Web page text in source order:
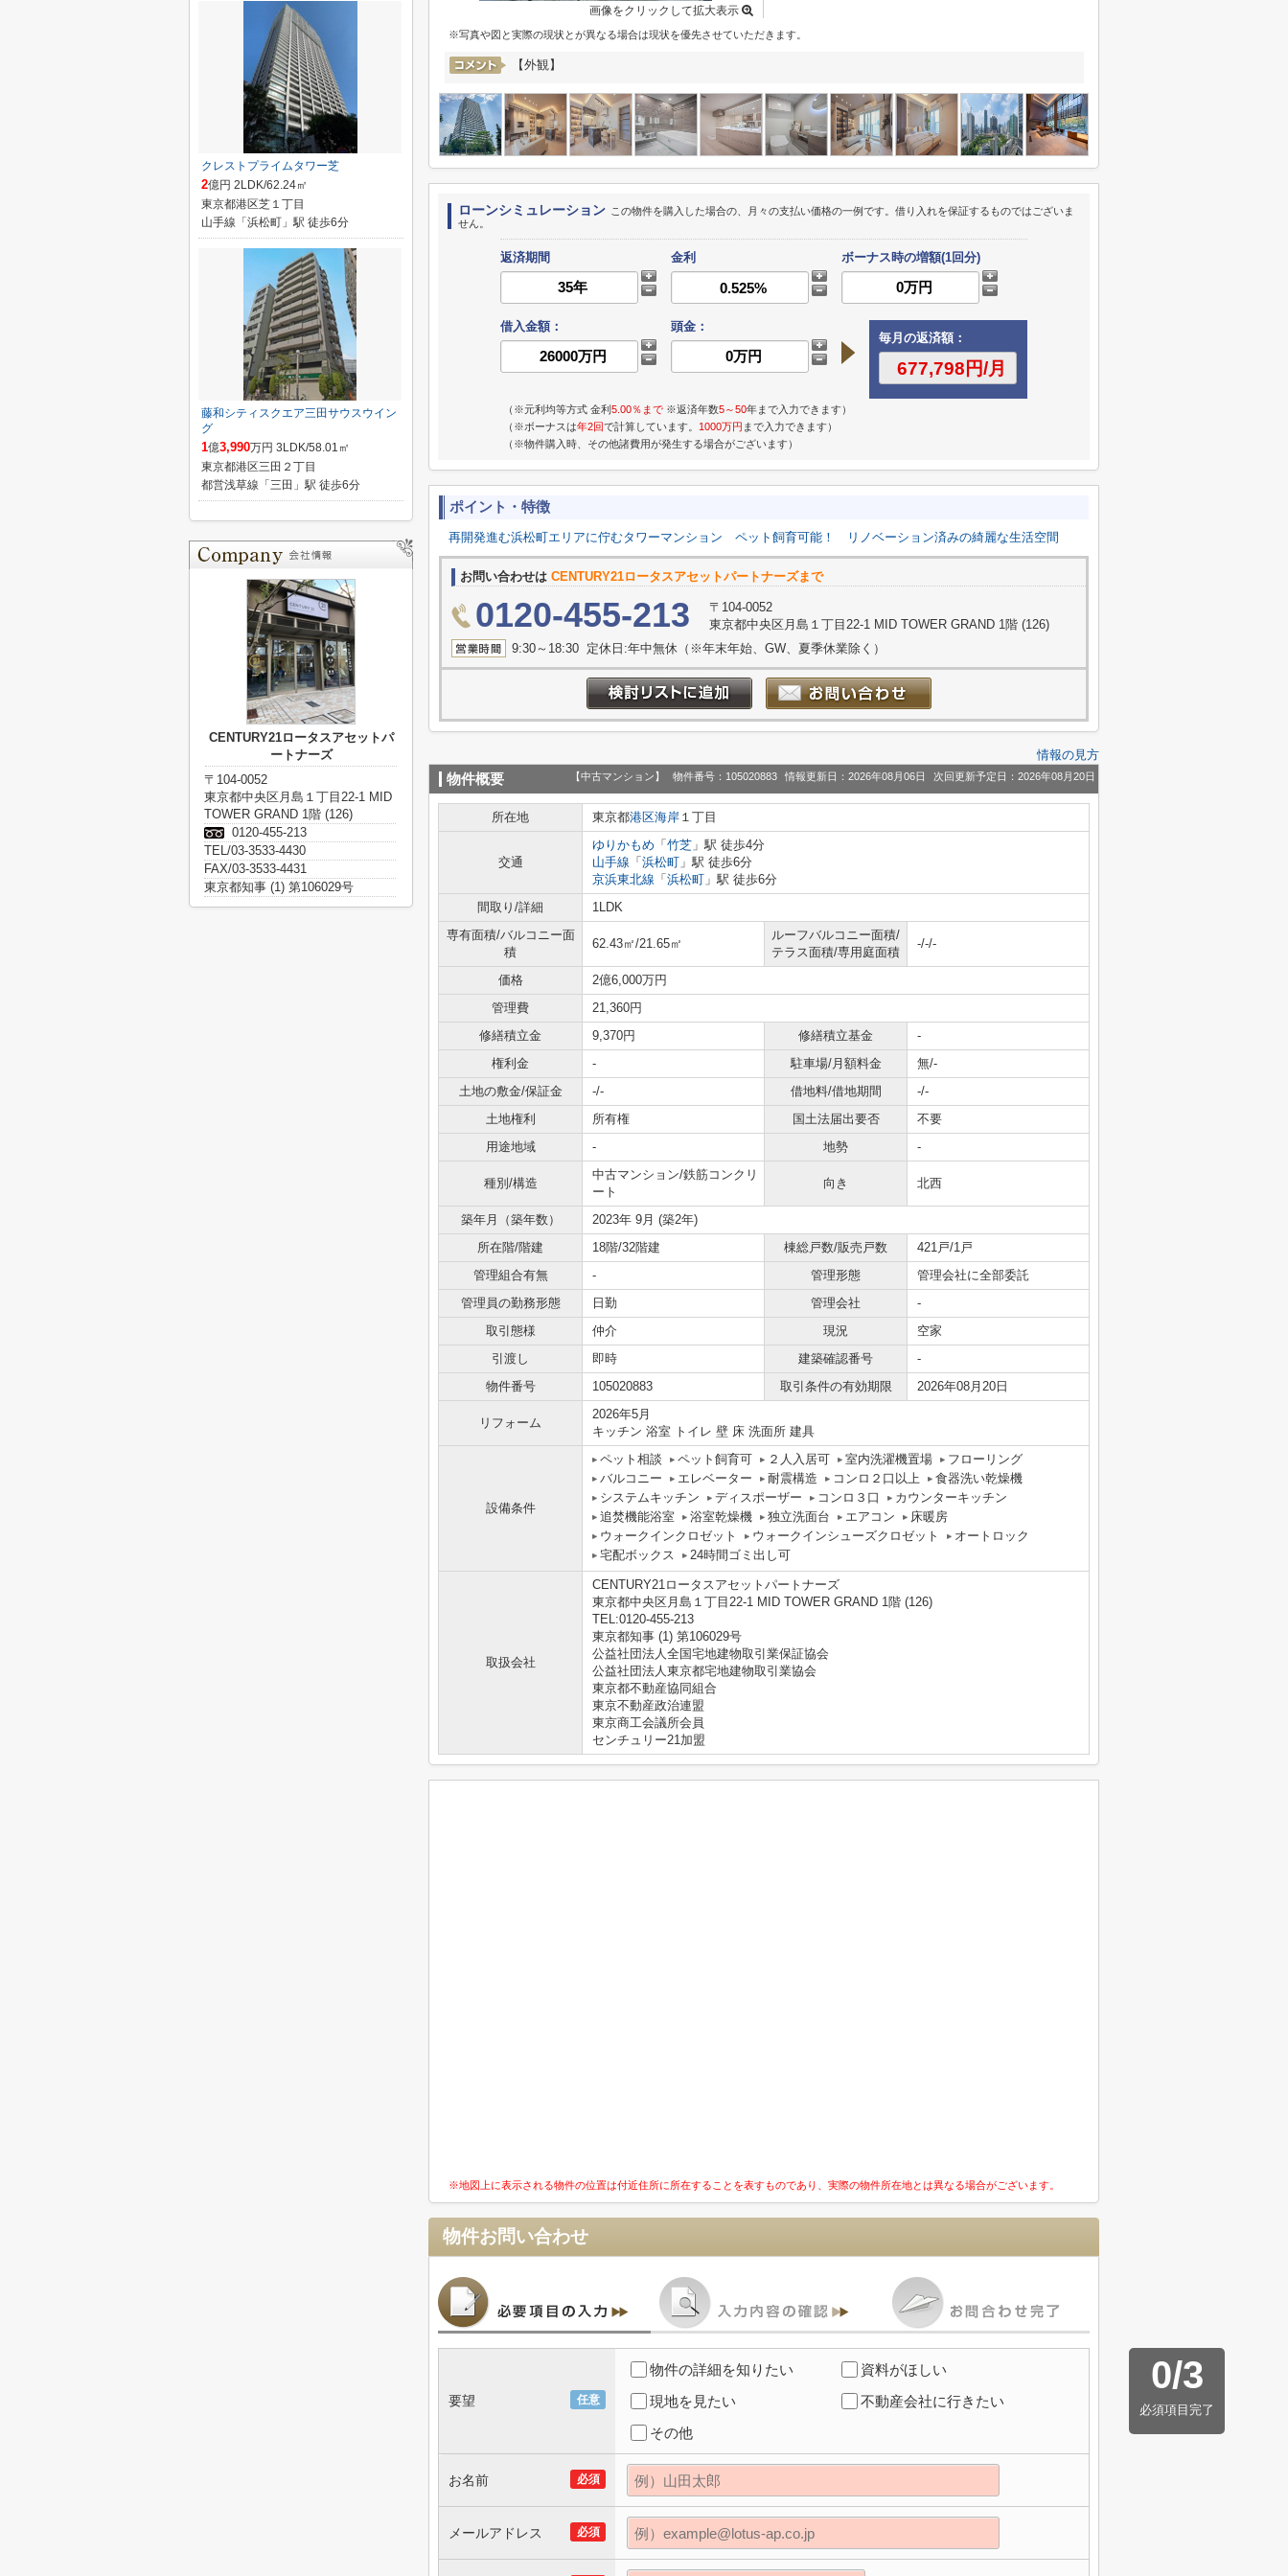
画像をクリックして拡大表示
※写真や図と実際の現状とが異なる場合は現状を優先させていただきます。
【外観】
ローンシミュレーション この物件を購入した場合の、月々の支払い価格の一例です。借り入れを保証するものではございま
せん。
返済期間 金利 ボーナス時の増額(1回分)
借入金額：
頭金：
毎月の返済額：
（※元利均等方式 金利5.00％まで ※返済年数5～50年まで入力できます）
（※ボーナスは年2回で計算しています。 1000万円 まで入力できます）
（※物件購入時、その他諸費用が発生する場合がございます）
ポイント・特徴
再開発進む浜松町エリアに佇むタワーマンション ペット飼育可能！ リノベーション済みの綺麗な生活空間
お問い合わせは CENTURY21ロータスアセットパートナーズまで
0120-455-213
〒104-0052
東京都中央区月島１丁目22-1 MID TOWER GRAND 1階 (126)
9:30～18:30 定休日:年中無休（※年末年始、GW、夏季休業除く）
情報の見方
物件概要 【中古マンション】 物件番号：105020883 情報更新日：2026年08月06日 次回更新予定日：2026年08月20日
所在地 東京都港区海岸 １丁目
交通
ゆりかもめ 「 竹芝 」駅 徒歩4分
山手線 「 浜松町 」駅 徒歩6分
京浜東北線 「 浜松町 」駅 徒歩6分
間取り/詳細
1LDK
専有面積/バルコニー面
積
62.43㎡/21.65㎡
ルーフバルコニー面積/
テラス面積/専用庭面積
-/-/-
価格
2億6,000万円
管理費
21,360円
修繕積立金
9,370円 修繕積立基金
-
権利金
- 駐車場/月額料金
無/-
土地の敷金/保証金
-/- 借地料/借地期間
-/-
土地権利
所有権 国土法届出要否
不要
用途地域
- 地勢 -
種別/構造
中古マンション/鉄筋コンクリ
ート
向き 北西
築年月（築年数）
2023年 9月 (築2年)
所在階/階建
18階/32階建 棟総戸数/販売戸数
421戸/1戸
管理組合有無
- 管理形態
管理会社に全部委託
管理員の勤務形態
日勤 管理会社
-
取引態様
仲介 現況
空家
引渡し
即時 建築確認番号
-
物件番号
105020883 取引条件の有効期限 2026年08月20日
リフォーム
2026年5月
キッチン 浴室 トイレ 壁 床 洗面所 建具
設備条件
ペット相談 ペット飼育可 ２人入居可 室内洗濯機置場
フローリング
バルコニー
エレベーター 耐震構造 コンロ２口以上
食器洗い乾燥機
システムキッチン
ディスポーザー コンロ３口
カウンターキッチン
追焚機能浴室
浴室乾燥機 独立洗面台 エアコン
床暖房
ウォークインクロゼット
ウォークインシューズクロゼット
オートロック
宅配ボックス
24時間ゴミ出し可
取扱会社
CENTURY21ロータスアセットパートナーズ
東京都中央区月島１丁目22-1 MID TOWER GRAND 1階 (126)
TEL:0120-455-213
東京都知事 (1) 第106029号
公益社団法人全国宅地建物取引業保証協会
公益社団法人東京都宅地建物取引業協会
東京都不動産協同組合
東京不動産政治連盟
東京商工会議所会員
センチュリー21加盟
※地図上に表示される物件の位置は付近住所に所在することを表すものであり、実際の物件所在地とは異なる場合がございます。
物件お問い合わせ
0/3
必須項目完了
任意
要望
物件の詳細を知りたい
資料がほしい
現地を見たい
不動産会社に行きたい
その他
必須
お名前
必須
メールアドレス
クレストプライムタワー芝
2億円 2LDK/62.24㎡
東京都港区芝１丁目
山手線「浜松町」駅 徒歩6分
藤和シティスクエア三田サウスウイン
グ
1億3,990万円 3LDK/58.01㎡
東京都港区三田２丁目
都営浅草線「三田」駅 徒歩6分
CENTURY21ロータスアセットパ
ートナーズ
〒104-0052
東京都中央区月島１丁目22-1 MID
TOWER GRAND 1階 (126)
0120-455-213
TEL/03-3533-4430
FAX/03-3533-4431
東京都知事 (1) 第106029号